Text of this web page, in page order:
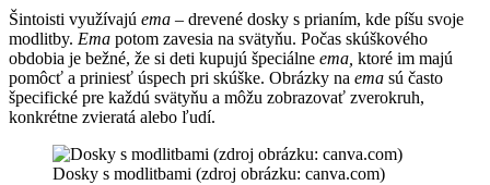
Šintoisti využívajú ema – drevené dosky s prianím, kde píšu svoje
modlitby. Ema potom zavesia na svätyňu. Počas skúškového
obdobia je bežné, že si deti kupujú špeciálne ema, ktoré im majú
pomôcť a priniesť úspech pri skúške. Obrázky na ema sú často
špecifické pre každú svätyňu a môžu zobrazovať zverokruh,
konkrétne zvieratá alebo ľudí.
Dosky s modlitbami (zdroj obrázku: canva.com)